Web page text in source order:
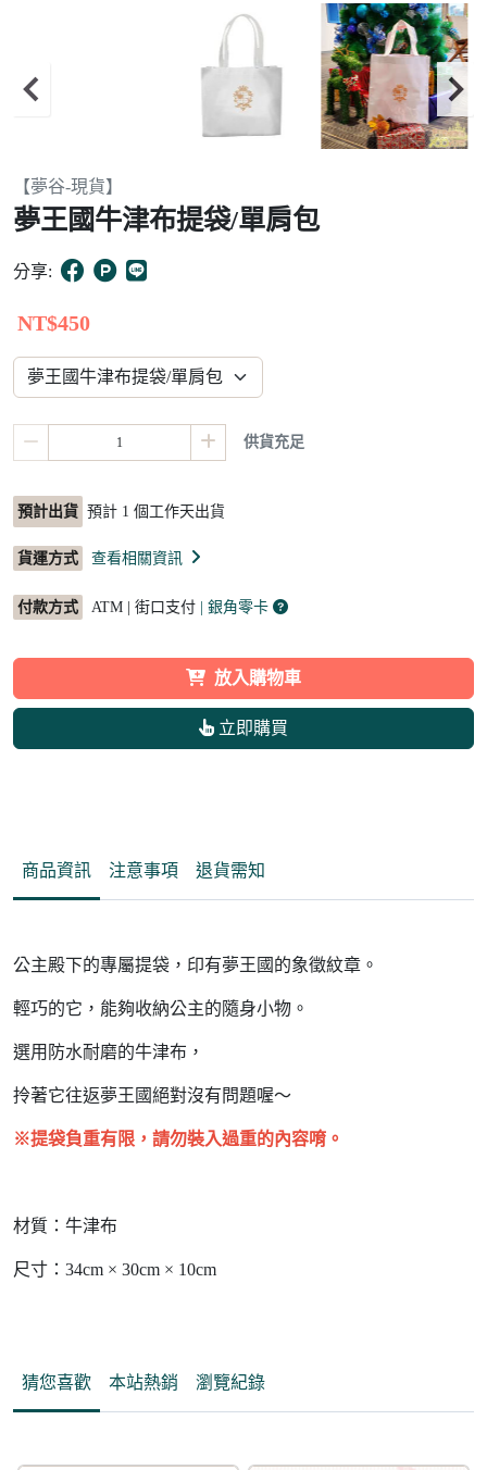
Item
1
of
2
【夢谷-現貨】
夢王國牛津布提袋/單肩包
分享:
NT$450
供貨充足
預計出貨 預計 1 個工作天出貨
貨運方式 查看相關資訊
付款方式 ATM | 街口支付 | 銀角零卡
放入購物車
立即購買
商品資訊 注意事項 退貨需知
公主殿下的專屬提袋，印有夢王國的象徵紋章。
輕巧的它，能夠收納公主的隨身小物。
選用防水耐磨的牛津布，
拎著它往返夢王國絕對沒有問題喔～
※提袋負重有限，請勿裝入過重的內容唷。
材質：牛津布
尺寸：34cm × 30cm × 10cm
猜您喜歡 本站熱銷 瀏覽紀錄